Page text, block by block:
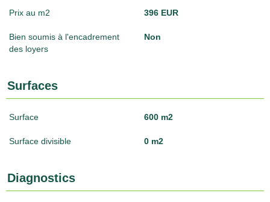
Prix au m2 396 EUR
Bien soumis à l'encadrement
des loyers
Non
Surfaces
Surface 600 m2
Surface divisible 0 m2
Diagnostics